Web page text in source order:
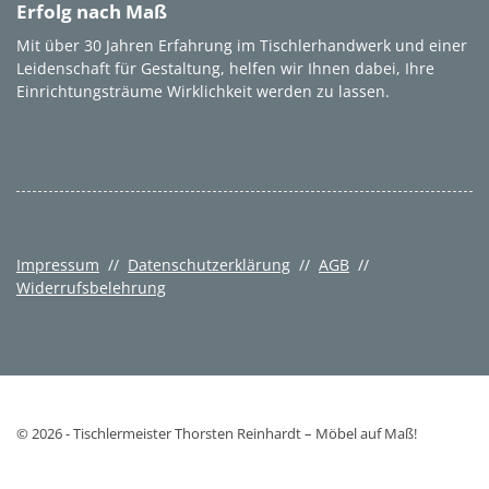
Erfolg nach Maß
Mit über 30 Jahren Erfahrung im Tischlerhandwerk und einer
Leidenschaft für Gestaltung, helfen wir Ihnen dabei, Ihre
Einrichtungsträume Wirklichkeit werden zu lassen.
Impressum // Datenschutzerklärung // AGB //
Widerrufsbelehrung
© 2026 - Tischlermeister Thorsten Reinhardt – Möbel auf Maß!